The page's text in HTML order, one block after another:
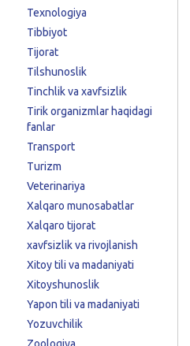
Texnologiya
Tibbiyot
Tijorat
Tilshunoslik
Tinchlik va xavfsizlik
Tirik organizmlar haqidagi
fanlar
Transport
Turizm
Veterinariya
Xalqaro munosabatlar
Xalqaro tijorat
xavfsizlik va rivojlanish
Xitoy tili va madaniyati
Xitoyshunoslik
Yapon tili va madaniyati
Yozuvchilik